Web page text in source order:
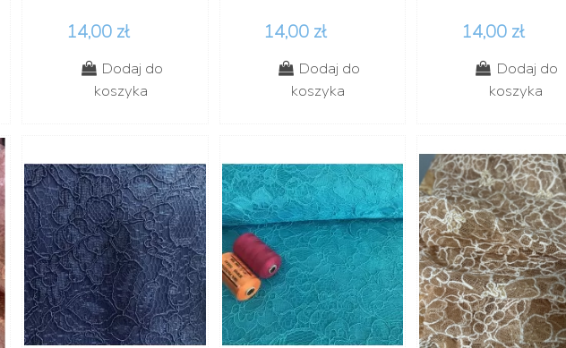
14,00 zł
Dodaj do
koszyka
14,00 zł
Dodaj do
koszyka
14,00 zł
Dodaj do
koszyka